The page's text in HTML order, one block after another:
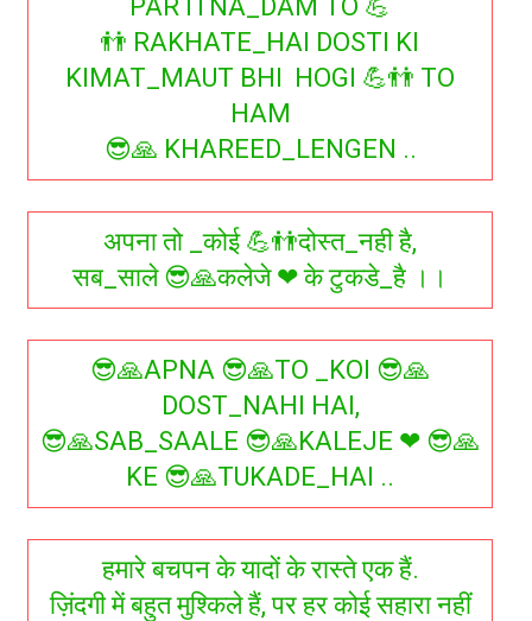
PAR ITNA_DAM TO 💪
👬 RAKHATE_HAI DOSTI KI
KIMAT_MAUT BHI HOGI 💪👬 TO
HAM
😎🙏 KHAREED_LENGEN ..
अपना तो _कोई 💪👬दोस्त_नही है,
सब_साले 😎🙏कलेजे ❤ के टुकडे_है ।।
😎🙏APNA 😎🙏TO _KOI 😎🙏
DOST_NAHI HAI,
😎🙏SAB_SAALE 😎🙏KALEJE ❤ 😎🙏
KE 😎🙏TUKADE_HAI ..
हमारे बचपन के यादों के रास्ते एक हैं.
ज़िंदगी में बहुत मुश्किले हैं, पर हर कोई सहारा नहीं